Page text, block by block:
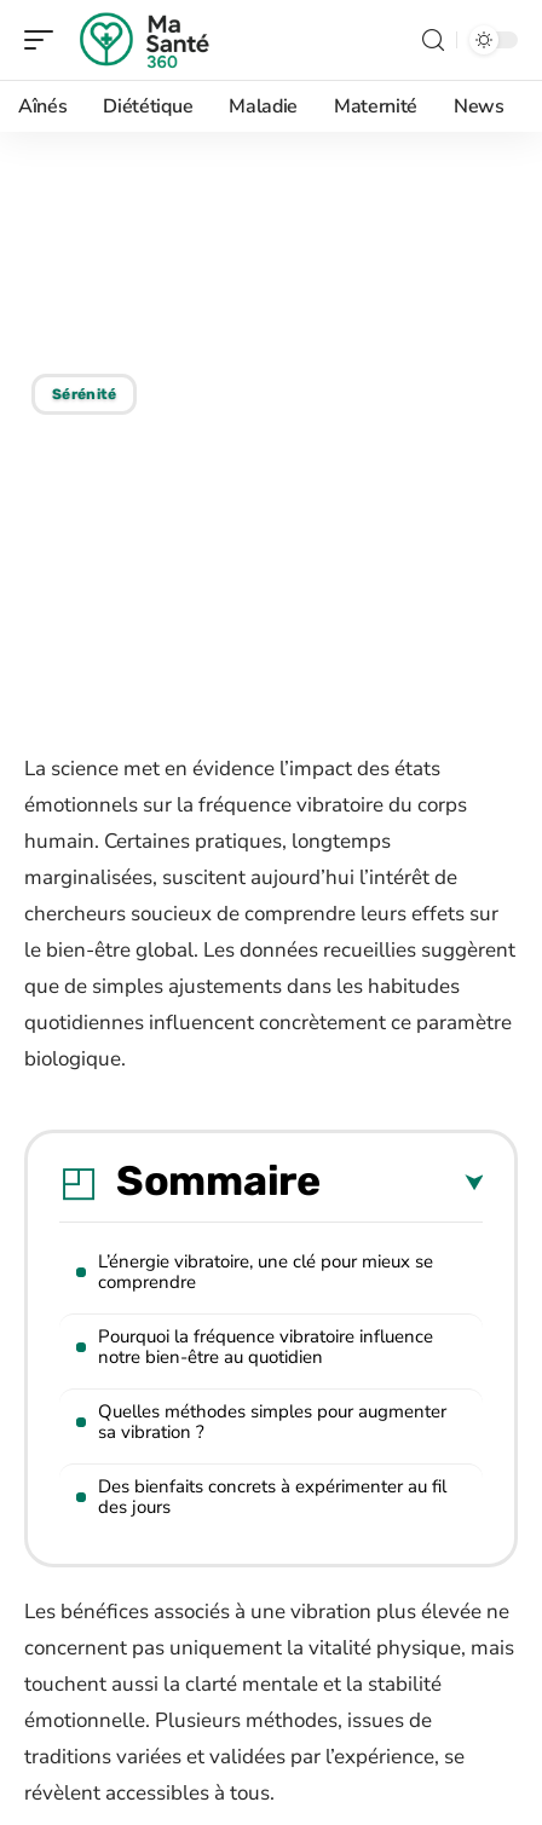
Aînés Diététique Maladie Maternité News
Sérénité
La science met en évidence l’impact des états
émotionnels sur la fréquence vibratoire du corps
humain. Certaines pratiques, longtemps
marginalisées, suscitent aujourd’hui l’intérêt de
chercheurs soucieux de comprendre leurs effets sur
le bien-être global. Les données recueillies suggèrent
que de simples ajustements dans les habitudes
quotidiennes influencent concrètement ce paramètre
biologique.
Sommaire
L’énergie vibratoire, une clé pour mieux se
comprendre
Pourquoi la fréquence vibratoire influence
notre bien-être au quotidien
Quelles méthodes simples pour augmenter
sa vibration ?
Des bienfaits concrets à expérimenter au fil
des jours
Les bénéfices associés à une vibration plus élevée ne
concernent pas uniquement la vitalité physique, mais
touchent aussi la clarté mentale et la stabilité
émotionnelle. Plusieurs méthodes, issues de
traditions variées et validées par l’expérience, se
révèlent accessibles à tous.